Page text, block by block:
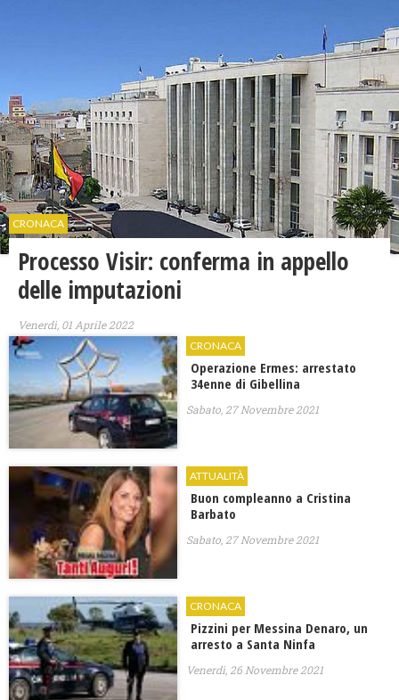
CRONACA
Processo Visir: conferma in appello
delle imputazioni
Venerdì, 01 Aprile 2022
CRONACA
Operazione Ermes: arrestato
34enne di Gibellina
Sabato, 27 Novembre 2021
ATTUALITÀ
Buon compleanno a Cristina
Barbato
Sabato, 27 Novembre 2021
CRONACA
Pizzini per Messina Denaro, un
arresto a Santa Ninfa
Venerdì, 26 Novembre 2021